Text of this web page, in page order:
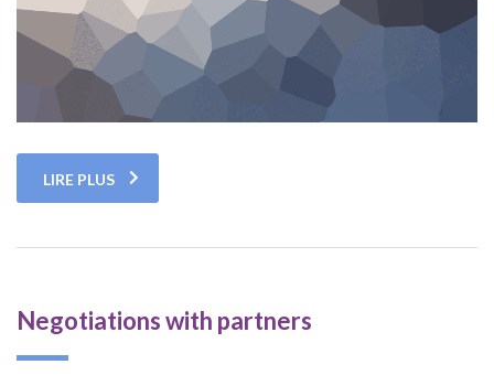
LIRE PLUS
Negotiations with partners